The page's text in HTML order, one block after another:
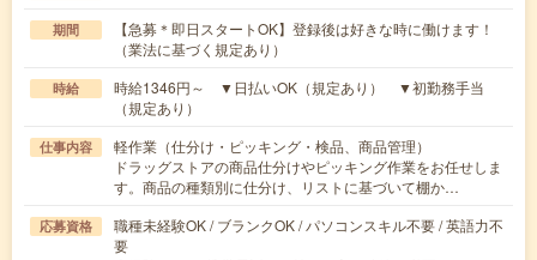
期間
【急募＊即日スタートOK】登録後は好きな時に働けます！
（業法に基づく規定あり）
時給
時給1346円～ ▼日払いOK（規定あり） ▼初勤務手当
（規定あり）
仕事内容
軽作業（仕分け・ピッキング・検品、商品管理）
ドラッグストアの商品仕分けやピッキング作業をお任せしま
す。商品の種類別に仕分け、リストに基づいて棚か…
応募資格
職種未経験OK / ブランクOK / パソコンスキル不要 / 英語力不
要